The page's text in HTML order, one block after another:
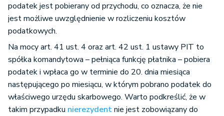
podatek jest pobierany od przychodu, co oznacza, że nie
jest możliwe uwzględnienie w rozliczeniu kosztów
podatkowych.
Na mocy art. 41 ust. 4 oraz art. 42 ust. 1 ustawy PIT to
spółka komandytowa – pełniąca funkcję płatnika – pobiera
podatek i wpłaca go w terminie do 20. dnia miesiąca
następującego po miesiącu, w którym pobrano podatek do
właściwego urzędu skarbowego. Warto podkreślić, że w
takim przypadku nierezydentnie jest zobowiązany do